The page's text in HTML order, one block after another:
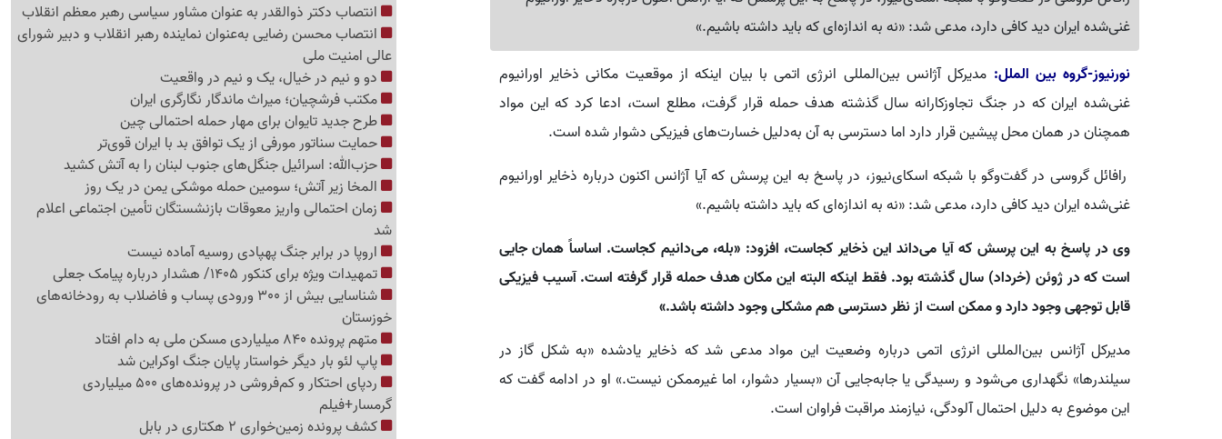
غنی‌شده ایران دید کافی دارد، مدعی شد: «نه به اندازه‌ای که باید داشته باشیم.»
نورنیوز-گروه بین الملل: مدیرکل آژانس بین‌المللی انرژی اتمی با بیان اینکه از موقعیت مکانی ذخایر اورانیوم
غنی‌شده ایران که در جنگ تجاوزکارانه سال گذشته هدف حمله قرار گرفت، مطلع است، ادعا کرد که این مواد
همچنان در همان محل پیشین قرار دارد اما دسترسی به آن به‌دلیل خسارت‌های فیزیکی دشوار شده است.
رافائل گروسی در گفت‌وگو با شبکه اسکای‌نیوز، در پاسخ به این پرسش که آیا آژانس اکنون درباره ذخایر اورانیوم
غنی‌شده ایران دید کافی دارد، مدعی شد: «نه به اندازه‌ای که باید داشته باشیم.»
وی در پاسخ به این پرسش که آیا می‌داند این ذخایر کجاست، افزود: «بله، می‌دانیم کجاست. اساساً همان جایی
است که در ژوئن (خرداد) سال گذشته بود. فقط اینکه البته این مکان هدف حمله قرار گرفته است. آسیب فیزیکی
قابل توجهی وجود دارد و ممکن است از نظر دسترسی هم مشکلی وجود داشته باشد.»
مدیرکل آژانس بین‌المللی انرژی اتمی درباره وضعیت این مواد مدعی شد که ذخایر یادشده «به شکل گاز در
سیلندرها» نگهداری می‌شود و رسیدگی یا جابه‌جایی آن «بسیار دشوار، اما غیرممکن نیست.» او در ادامه گفت که
این موضوع به دلیل احتمال آلودگی، نیازمند مراقبت فراوان است.
انتصاب دکتر ذوالقدر به عنوان مشاور سیاسی رهبر معظم انقلاب
انتصاب محسن رضایی به‌عنوان نماینده رهبر انقلاب و دبیر شورای
عالی امنیت ملی
دو و نیم در خیال، ‌یک و نیم در واقعیت
مکتب فرشچیان؛ میراث ماندگار نگارگری ایران
طرح جدید تایوان برای مهار حمله احتمالی چین
حمایت سناتور مورفی از یک توافق بد با ایران قوی‌تر
حزب‌الله: اسرائیل جنگل‌های جنوب لبنان را به آتش کشید
المخا زیر آتش؛ سومین حمله موشکی یمن در یک روز
زمان احتمالی واریز معوقات بازنشستگان تأمین اجتماعی اعلام
شد
اروپا در برابر جنگ پهپادی روسیه آماده نیست
تمهیدات ویژه برای کنکور 1405/ هشدار درباره پیامک جعلی
شناسایی بیش از 300 ورودی پساب و فاضلاب به رودخانه‌های
خوزستان
متهم پرونده 840 میلیاردی مسکن ملی به دام افتاد
پاپ لئو بار دیگر خواستار پایان جنگ اوکراین شد
ردپای احتکار و کم‌فروشی در پرونده‌های 500 میلیاردی
گرمسار+فیلم
کشف پرونده زمین‌‎خواری 2 هکتاری در بابل